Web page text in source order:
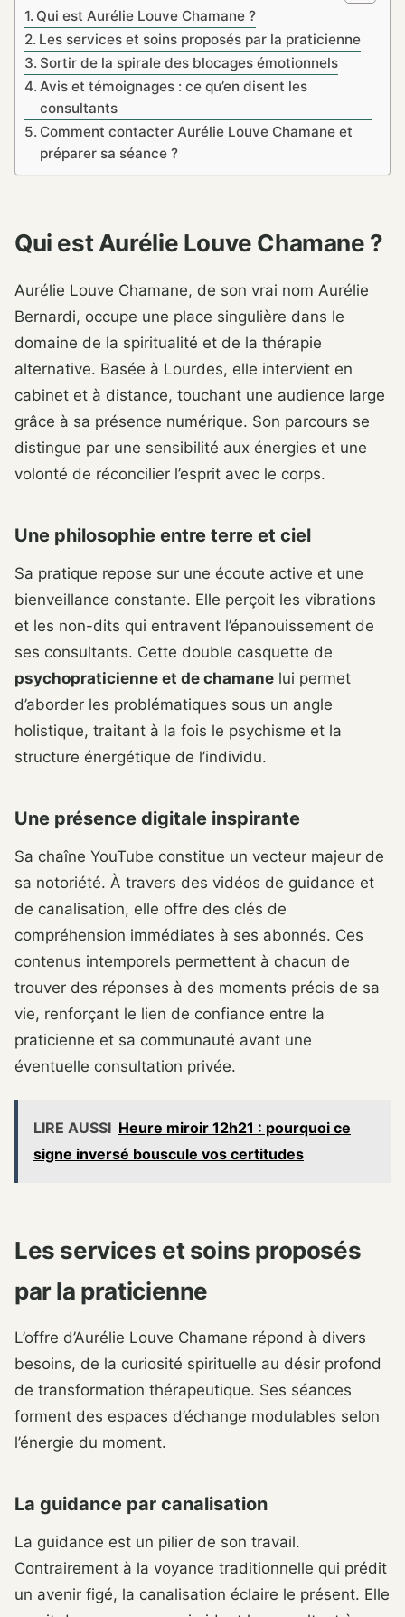
Qui est Aurélie Louve Chamane ?
Les services et soins proposés par la praticienne
Sortir de la spirale des blocages émotionnels
Avis et témoignages : ce qu’en disent les
consultants
Comment contacter Aurélie Louve Chamane et
préparer sa séance ?
Qui est Aurélie Louve Chamane ?
Aurélie Louve Chamane, de son vrai nom Aurélie
Bernardi, occupe une place singulière dans le
domaine de la spiritualité et de la thérapie
alternative. Basée à Lourdes, elle intervient en
cabinet et à distance, touchant une audience large
grâce à sa présence numérique. Son parcours se
distingue par une sensibilité aux énergies et une
volonté de réconcilier l’esprit avec le corps.
Une philosophie entre terre et ciel
Sa pratique repose sur une écoute active et une
bienveillance constante. Elle perçoit les vibrations
et les non-dits qui entravent l’épanouissement de
ses consultants. Cette double casquette de
psychopraticienne et de chamane lui permet
d’aborder les problématiques sous un angle
holistique, traitant à la fois le psychisme et la
structure énergétique de l’individu.
Une présence digitale inspirante
Sa chaîne YouTube constitue un vecteur majeur de
sa notoriété. À travers des vidéos de guidance et
de canalisation, elle offre des clés de
compréhension immédiates à ses abonnés. Ces
contenus intemporels permettent à chacun de
trouver des réponses à des moments précis de sa
vie, renforçant le lien de confiance entre la
praticienne et sa communauté avant une
éventuelle consultation privée.
LIRE AUSSI Heure miroir 12h21 : pourquoi ce
signe inversé bouscule vos certitudes
Les services et soins proposés
par la praticienne
L’offre d’Aurélie Louve Chamane répond à divers
besoins, de la curiosité spirituelle au désir profond
de transformation thérapeutique. Ses séances
forment des espaces d’échange modulables selon
l’énergie du moment.
La guidance par canalisation
La guidance est un pilier de son travail.
Contrairement à la voyance traditionnelle qui prédit
un avenir figé, la canalisation éclaire le présent. Elle